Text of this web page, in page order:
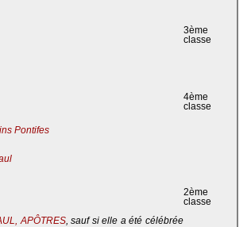
3ème
classe
4ème
classe
Pontifes
2ème
classe
APÔTRES, sauf si elle a été célébrée